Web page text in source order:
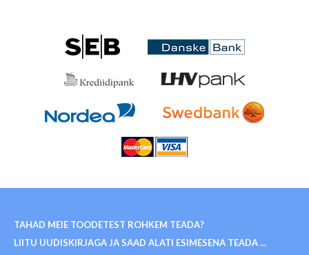
TAHAD MEIE TOODETEST ROHKEM TEADA?
LIITU UUDISKIRJAGA JA SAAD ALATI ESIMESENA TEADA ...